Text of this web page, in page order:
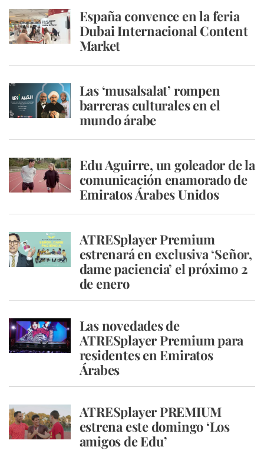
España convence en la feria
Dubai Internacional Content
Market
Las ‘musalsalat’ rompen
barreras culturales en el
mundo árabe
Edu Aguirre, un goleador de la
comunicación enamorado de
Emiratos Árabes Unidos
ATRESplayer Premium
estrenará en exclusiva ‘Señor,
dame paciencia’ el próximo 2
de enero
Las novedades de
ATRESplayer Premium para
residentes en Emiratos
Árabes
ATRESplayer PREMIUM
estrena este domingo ‘Los
amigos de Edu’